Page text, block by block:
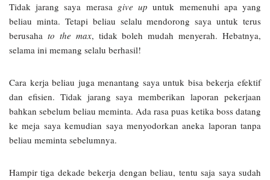
Tidak jarang saya merasa give up untuk memenuhi apa yang
beliau minta. Tetapi beliau selalu mendorong saya untuk terus
berusaha to the max, tidak boleh mudah menyerah. Hebatnya,
selama ini memang selalu berhasil!
Cara kerja beliau juga menantang saya untuk bisa bekerja efektif
dan efisien. Tidak jarang saya memberikan laporan pekerjaan
bahkan sebelum beliau meminta. Ada rasa puas ketika boss datang
ke meja saya kemudian saya menyodorkan aneka laporan tanpa
beliau meminta sebelumnya.
Hampir tiga dekade bekerja dengan beliau, tentu saja saya sudah